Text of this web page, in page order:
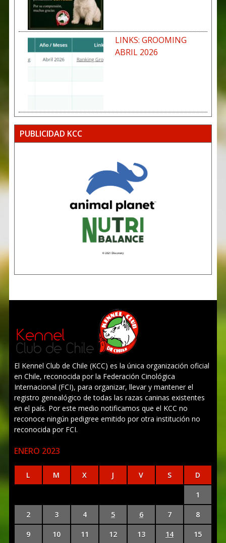
LINKS: GROOMING
ABRIL 2026
PUBLICIDAD KCC
El Kennel Club de Chile (KCC) es la única organización oficial
en Chile, reconocida por la Federación Cinológica
Internacional (FCI), para organizar, llevar y mantener el
registro genealógico de todas las razas caninas existentes
en el país. Por este medio notificamos que el KCC no
reconoce ningún pedigree emitido por otra institución no
reconocida por FCI.
ENERO 2023
L M X J V S D
1
2 3 4 5 6 7 8
9 10 11 12 13 14 15